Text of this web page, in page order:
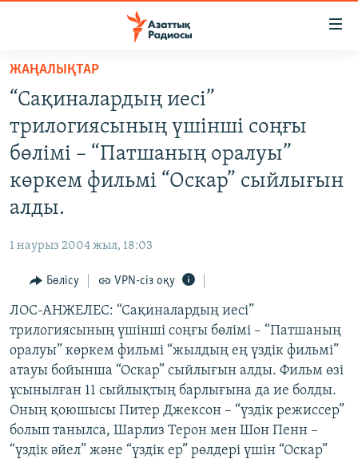
Skip
main
content
Skip
main
Navigation
to
ЖАҢАЛЫҚТАР
САЯСАТ
AZATTYQTV
ҚАҢТАР ОҚИҒАСЫ
АДАМ ҚҰҚЫҚТАРЫ
ӘЛЕМ
АРНАЙЫ ЖОБАЛАР
Русский
ЖАЗЫЛЫҢЫЗ
Басқа тілдерде
ЖАҢАЛЫҚТАР
“Сақиналардың иесі”
трилогиясының үшінші соңғы
бөлімі – “Патшаның оралуы”
көркем фильмі “Оскар” сыйлығын
алды.
1 наурыз 2004 жыл, 18:03
Бөлісу VPN-сіз оқу
ЛОС-АНЖЕЛЕС: “Сақиналардың иесі”
трилогиясының үшінші соңғы бөлімі – “Патшаның
оралуы” көркем фильмі “жылдың ең үздік фильмі”
атауы бойынша “Оскар” сыйлығын алды. Фильм өзі
ұсынылған 11 сыйлықтың барлығына да ие болды.
Оның қоюшысы Питер Джексон – “үздік режиссер”
болып танылса, Шарлиз Терон мен Шон Пенн –
“үздік әйел” және “үздік ер” рөлдері үшін “Оскар”